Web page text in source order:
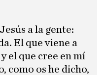
a la gente:
El que viene a
el que cree en mí
como os he dicho,